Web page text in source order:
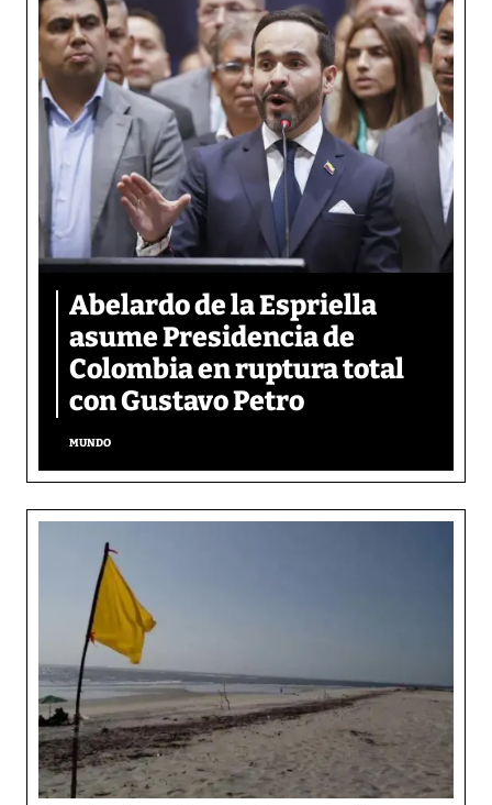
Abelardo de la Espriella
asume Presidencia de
Colombia en ruptura total
con Gustavo Petro
MUNDO